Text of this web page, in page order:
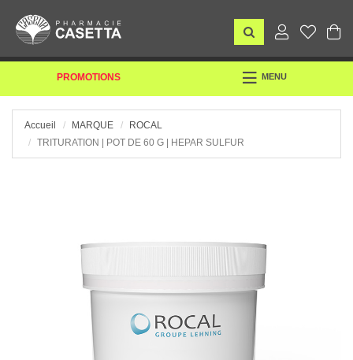
PROMOTIONS
TOGGLE
MENU
Accueil MARQUE
ROCAL
TRITURATION | POT DE 60 G | HEPAR SULFUR